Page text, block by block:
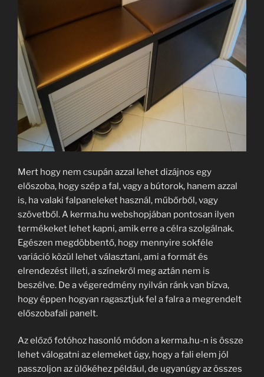
Mert hogy nem csupán azzal lehet dizájnos egy
előszoba, hogy szép a fal, vagy a bútorok, hanem azzal
is, ha valaki falpaneleket használ, műbőrből, vagy
szövetből. A kerma.hu webshopjában pontosan ilyen
termékeket lehet kapni, amik erre a célra szolgálnak.
Egészen megdöbbentő, hogy mennyire sokféle
variáció közül lehet választani, ami a formát és
elrendezést illeti, a színekről meg aztán nem is
beszélve. De a végeredmény nyilván ránk van bízva,
hogy éppen hogyan ragasztjuk fel a falra a megrendelt
előszobafali panelt.
Az előző fotóhoz hasonló módon a kerma.hu-n is össze
lehet válogatni az elemeket úgy, hogy a fali elem jól
passzoljon az ülőkéhez például, de ugyanúgy az összes